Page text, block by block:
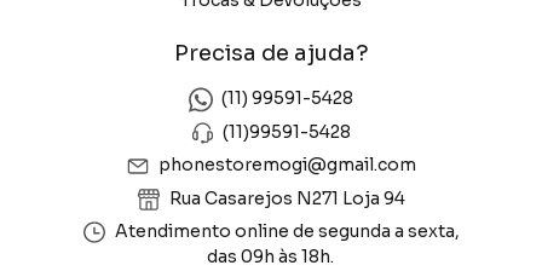
Precisa de ajuda?
(11) 99591-5428
(11)99591-5428
phonestoremogi@gmail.com
Rua Casarejos N271 Loja 94
Atendimento online de segunda a sexta,
das 09h às 18h.